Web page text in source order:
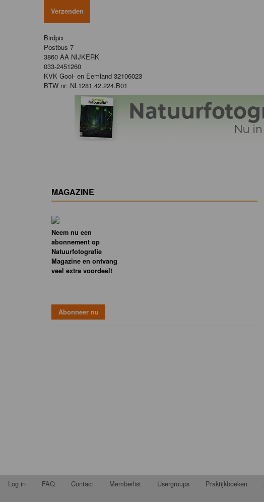
Birdpix
Postbus 7
3860 AA NIJKERK
033-2451260
KVK Gooi- en Eemland 32106023
BTW nr: NL1281.42.224.B01
MAGAZINE
Neem nu een
abonnement op
Natuurfotografie
Magazine en ontvang
veel extra voordeel!
Log in FAQ Contact Memberlist Usergroups Praktijkboeken